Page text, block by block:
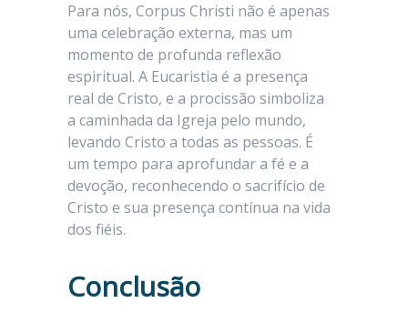
Para nós, Corpus Christi não é apenas
uma celebração externa, mas um
momento de profunda reflexão
espiritual. A Eucaristia é a presença
real de Cristo, e a procissão simboliza
a caminhada da Igreja pelo mundo,
levando Cristo a todas as pessoas. É
um tempo para aprofundar a fé e a
devoção, reconhecendo o sacrifício de
Cristo e sua presença contínua na vida
dos fiéis.
Conclusão